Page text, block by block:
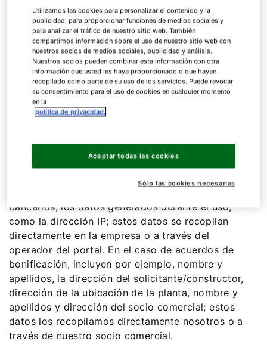
nombre de la empresa, dirección, cargo,
dirección de correo electrónico. En el caso de
técnicos especialistas y clientes finales que
utilicen aplicaciones móviles y portales en línea,
incluye, por ejemplo, nombre y apellidos, nombre
de la empresa, dirección, dirección de correo
electrónico, número de teléfono, dirección de IP
y hora del acceso. En el caso de empresas que
servicios ofertados, incluyen, por ejemplo,
nombre de empresa, dirección, sector, nombre y
apellidos y dirección del titular, dirección de
bancarios, los datos generados durante el uso,
como la dirección IP; estos datos se recopilan
directamente en la empresa o a través del
operador del portal. En el caso de acuerdos de
bonificación, incluyen por ejemplo, nombre y
apellidos, la dirección del solicitante/constructor,
dirección de la ubicación de la planta, nombre y
apellidos y dirección del socio comercial; estos
datos los recopilamos directamente nosotros o a
través de nuestro socio comercial.
Utilizamos las cookies para personalizar el contenido y la
publicidad, para proporcionar funciones de medios sociales y
para analizar el tráfico de nuestro sitio web. También
compartimos información sobre el uso de nuestro sitio web con
nuestros socios de medios sociales, publicidad y análisis.
Nuestros socios pueden combinar esta información con otra
información que usted les haya proporcionado o que hayan
recopilado como parte de su uso de los servicios. Puede revocar
su consentimiento para el uso de cookies en cualquier momento
en la
política de privacidad.
Sólo las cookies necesarias
Aceptar todas las cookies